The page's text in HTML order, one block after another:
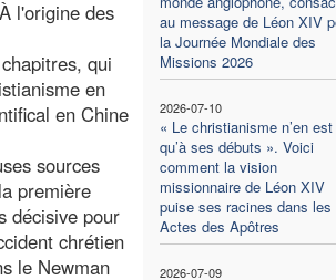
au message de Léon XIV
la Journée Mondiale des
Missions 2026
2026-07-10
« Le christianisme n’en est
qu’à ses débuts ». Voici
comment la vision
missionnaire de Léon XIV
puise ses racines dans les
Actes des Apôtres
2026-07-09
l'origine des
qui
en
en Chine
sources
première
décisive pour
chrétien
le Newman